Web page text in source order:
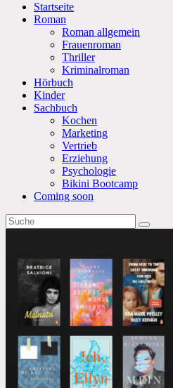
Startseite
Roman
Roman allgemein
Frauenroman
Thriller
Kriminalroman
Hörbuch
Kinder
Sachbuch
Kochen
Marketing
Vertrieb
Erziehung
Psychologie
Bikini Bootcamp
Coming soon